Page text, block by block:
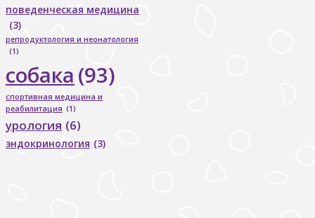
поведенческая медицина
(3)
репродуктология и неонатология
(1)
собака (93)
спортивная медицина и
реабилитация (1)
урология (6)
эндокринология (3)